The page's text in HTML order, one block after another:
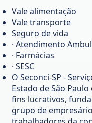
Vale alimentação
Vale transporte
Seguro de vida
· Atendimento
· Farmácias
· SESC
O Seconci-SP -
Estado de São
fins lucrativos,
grupo de